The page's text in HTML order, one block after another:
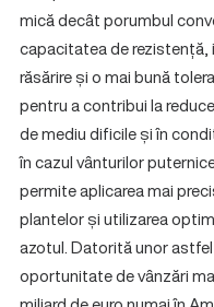
mică decât porumbul
capacitatea de rezistență,
răsărire și o mai bună
pentru a contribui la
de mediu dificile și în
în cazul vânturilor
permite aplicarea mai
plantelor și utilizarea
azotul. Datorită unor
oportunitate de vânzări